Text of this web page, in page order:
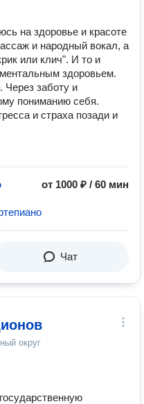
на здоровье и красоте
и народный вокал, а
или клич". И то и
здоровьем.
Через заботу и
пониманию себя.
и страха позади и
от 1000 ₽ / 60 мин
Чат
округ